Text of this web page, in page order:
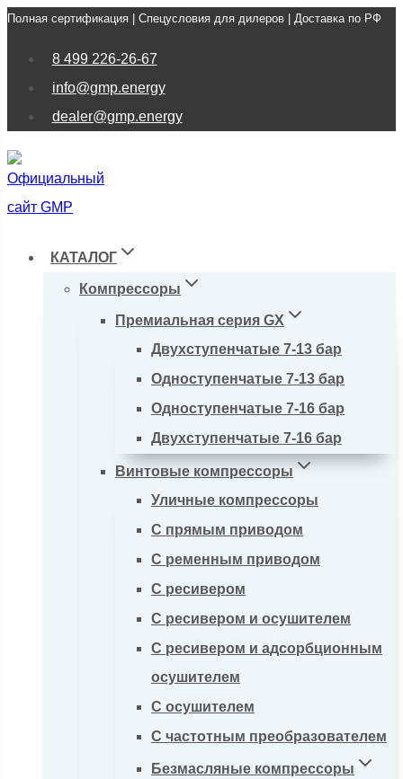
Перейти
Полная сертификация | Спецусловия для дилеров | Доставка по РФ
8 499 226-26-67
info@gmp.energy
dealer@gmp.energy
КАТАЛОГ
Компрессоры
Премиальная серия GX
Двухступенчатые 7-13 бар
Одноступенчатые 7-13 бар
Одноступенчатые 7-16 бар
Двухступенчатые 7-16 бар
Винтовые компрессоры
Уличные компрессоры
С прямым приводом
С ременным приводом
С ресивером
С ресивером и осушителем
С ресивером и адсорбционным
осушителем
С осушителем
С частотным преобразователем
Безмасляные компрессоры